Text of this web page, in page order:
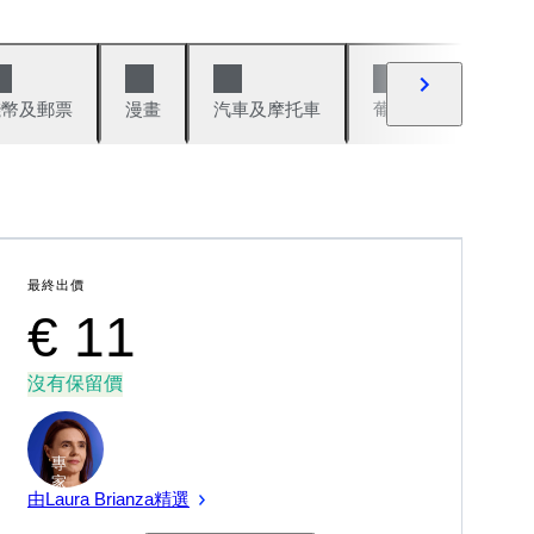
及郵票 漫畫 汽車及摩托車 葡萄酒與烈酒
最終出價
€ 11
沒有保留價
專
家
由Laura Brianza精選